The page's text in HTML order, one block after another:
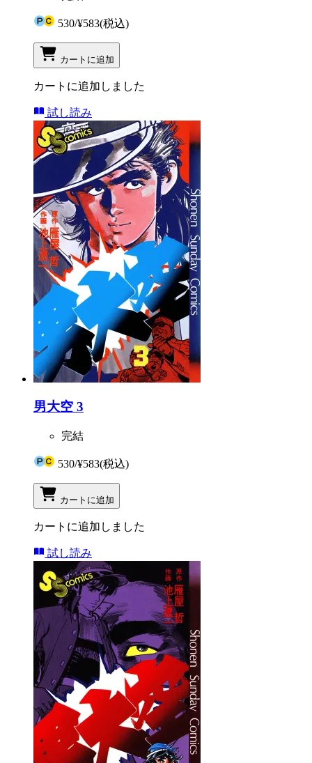
530/¥583(税込)
カートに追加
カートに追加しました
試し読み
男大空 3
完結
530/¥583(税込)
カートに追加
カートに追加しました
試し読み